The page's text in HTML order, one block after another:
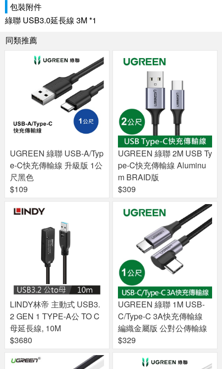
包裝附件
綠聯 USB3.0延長線 3M *1
同類推薦
UGREEN 綠聯 USB-A/Typ
e-C快充傳輸線 升級版 1公
尺黑色
$109
UGREEN 綠聯 2M USB Ty
pe-C快充傳輸線 Aluminu
m BRAID版
$309
LINDY林帝 主動式 USB3.
2 GEN 1 TYPE-A公 TO C
母延長線, 10M
$3680
UGREEN 綠聯 1M USB-
C/Type-C 3A快充傳輸線
編織金屬版 公對公傳輸線
$329